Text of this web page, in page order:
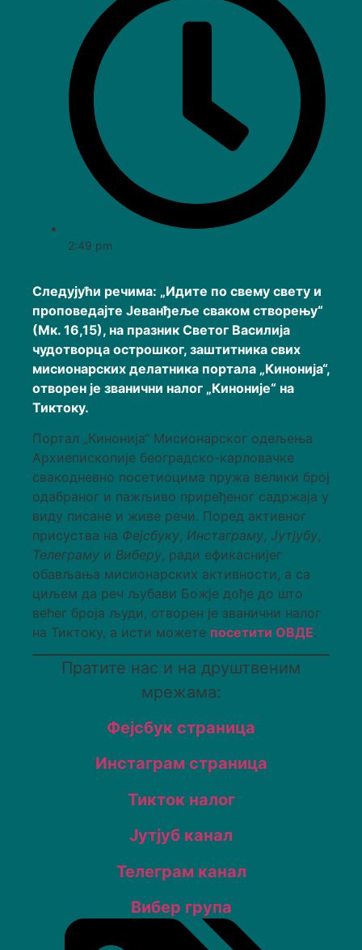
2:49 pm
Следујући речима: „Идите по свему свету и
проповедајте Јеванђеље сваком створењу“
(Мк. 16,15), на празник Светог Василија
чудотворца острошког, заштитника свих
мисионарских делатника портала „Кинонија“,
отворен је званични налог „Киноније“ на
Тиктоку.
Портал „Кинонија“ Мисионарског одељења
Архиепископије београдско-карловачке
свакодневно посетиоцима пружа велики број
одабраног и пажљиво приређеног садржаја у
виду писане и живе речи. Поред активног
присуства на Фејсбуку, Инстаграму, Јутјубу,
Телеграму и Виберу, ради ефикаснијег
обављања мисионарских активности, а са
циљем да реч љубави Божје дође до што
већег броја људи, отворен је званични налог
на Тиктоку, а исти можете посетити ОВДЕ.
Пратите нас и на друштвеним
мрежама:
Фејсбук страница
Инстаграм страница
Тикток налог
Јутјуб канал
Телеграм канал
Вибер група